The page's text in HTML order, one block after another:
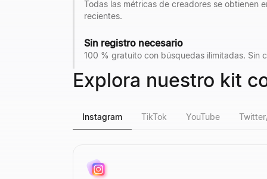
Todas las métricas de creadores se obtienen
recientes.
Sin registro necesario
100 % gratuito con búsquedas ilimitadas. Sin
Explora nuestro kit
Instagram TikTok YouTube